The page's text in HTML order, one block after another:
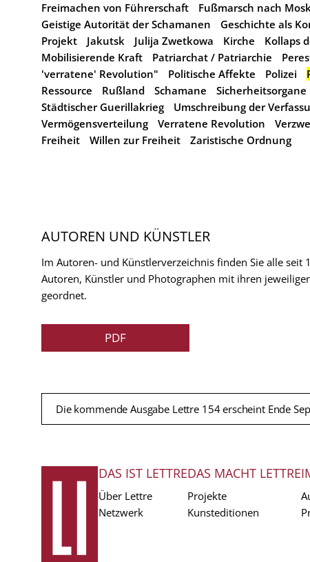
Freimachen von Führerschaft
Fußmarsch nach
Geistige Autorität der Schamanen
Geschichte als
Projekt
Jakutsk Julija Zwetkowa Kirche
Kollaps
Mobilisierende Kraft
Patriarchat / Patriarchie
'verratene' Revolution"
Politische Affekte Polizei
Ressource
Rußland Schamane Sicherheitsorgane
Städtischer Guerillakrieg
Umschreibung der
Vermögensverteilung
Verratene Revolution
Freiheit
Willen zur Freiheit Zaristische Ordnung
AUTOREN UND KÜNSTLER
Im Autoren- und Künstlerverzeichnis finden Sie alle seit
Autoren, Künstler und Photographen mit ihren
geordnet.
PDF
Die kommende Ausgabe Lettre 154 erscheint Ende
FUSSZEILE
DAS IST LETTRE
Über Lettre
Netzwerk
DAS MACHT LETTRE
Projekte
Kunsteditionen